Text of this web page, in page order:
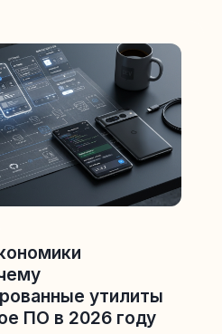
утилиты
ПО в 2026 году